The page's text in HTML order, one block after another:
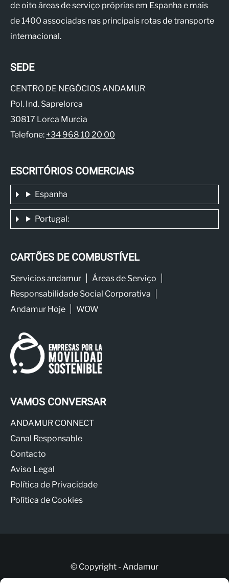
de oito áreas de serviço próprias em Espanha e mais
de 1400 associadas nas principais rotas de transporte
internacional.
SEDE
CENTRO DE NEGÓCIOS ANDAMUR
Pol. Ind. Saprelorca
30817 Lorca Murcia
Telefone: +34 968 10 20 00
ESCRITÓRIOS COMERCIAIS
Espanha
Portugal:
CARTÕES DE COMBUSTÍVEL
Servicios andamur
Áreas de Serviço
Responsabilidade Social Corporativa
Andamur Hoje
WOW
VAMOS CONVERSAR
ANDAMUR CONNECT
Canal Responsable
Contacto
Aviso Legal
Política de Privacidade
Política de Cookies
© Copyright - Andamur